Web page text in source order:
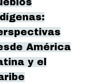
América
y el